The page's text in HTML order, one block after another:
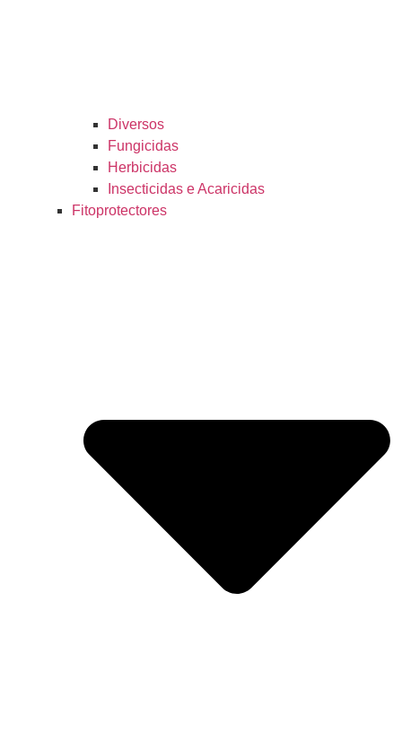
Diversos
Fungicidas
Herbicidas
Insecticidas e Acaricidas
Fitoprotectores